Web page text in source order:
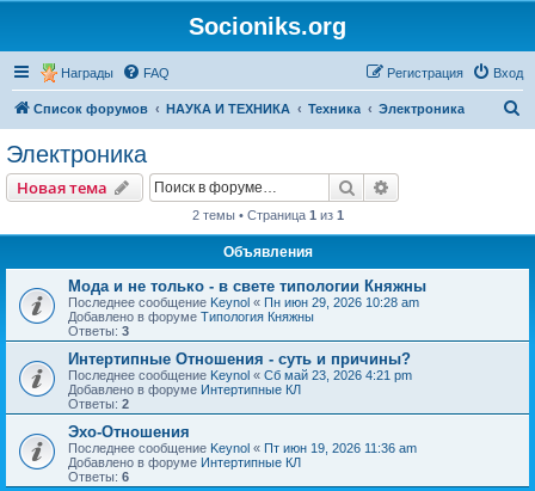
Socioniks.org
Награды FAQ Вход
Регистрация
Список форумов НАУКА И ТЕХНИКА Техника Электроника
Электроника
Новая тема Поиск
2 темы • Страница 1 из 1
Объявления
Мода и не только - в свете типологии Княжны
Последнее сообщение Keynol « Пн июн 29, 2026 10:28 am
Добавлено в форуме Типология Княжны
Ответы: 3
Интертипные Отношения - суть и причины?
Последнее сообщение Keynol « Сб май 23, 2026 4:21 pm
Добавлено в форуме Интертипные КЛ
Ответы: 2
Эхо-Отношения
Последнее сообщение Keynol « Пт июн 19, 2026 11:36 am
Добавлено в форуме Интертипные КЛ
Ответы: 6